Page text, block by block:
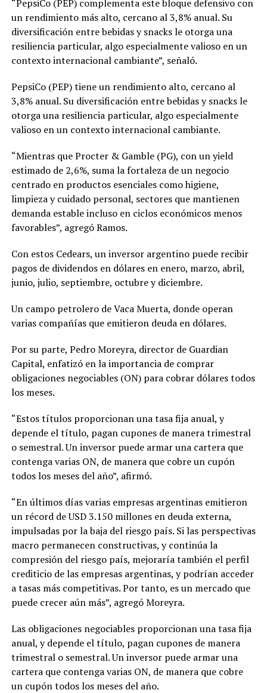
“PepsiCo (PEP) complementa este bloque defensivo con
un rendimiento más alto, cercano al 3,8% anual. Su
diversificación entre bebidas y snacks le otorga una
resiliencia particular, algo especialmente valioso en un
contexto internacional cambiante”, señaló.
PepsiCo (PEP) tiene un rendimiento alto, cercano al
3,8% anual. Su diversificación entre bebidas y snacks le
otorga una resiliencia particular, algo especialmente
valioso en un contexto internacional cambiante.
“Mientras que Procter & Gamble (PG), con un yield
estimado de 2,6%, suma la fortaleza de un negocio
centrado en productos esenciales como higiene,
limpieza y cuidado personal, sectores que mantienen
demanda estable incluso en ciclos económicos menos
favorables”, agregó Ramos.
Con estos Cedears, un inversor argentino puede recibir
pagos de dividendos en dólares en enero, marzo, abril,
junio, julio, septiembre, octubre y diciembre.
Un campo petrolero de Vaca Muerta, donde operan
varias compañías que emitieron deuda en dólares.
Por su parte, Pedro Moreyra, director de Guardian
Capital, enfatizó en la importancia de comprar
obligaciones negociables (ON) para cobrar dólares todos
los meses.
“Estos títulos proporcionan una tasa fija anual, y
depende el título, pagan cupones de manera trimestral
o semestral. Un inversor puede armar una cartera que
contenga varias ON, de manera que cobre un cupón
todos los meses del año”, afirmó.
“En últimos días varias empresas argentinas emitieron
un récord de USD 3.150 millones en deuda externa,
impulsadas por la baja del riesgo país. Si las perspectivas
macro permanecen constructivas, y continúa la
compresión del riesgo país, mejoraría también el perfil
crediticio de las empresas argentinas, y podrían acceder
a tasas más competitivas. Por tanto, es un mercado que
puede crecer aún más”, agregó Moreyra.
Las obligaciones negociables proporcionan una tasa fija
anual, y depende el título, pagan cupones de manera
trimestral o semestral. Un inversor puede armar una
cartera que contenga varias ON, de manera que cobre
un cupón todos los meses del año.